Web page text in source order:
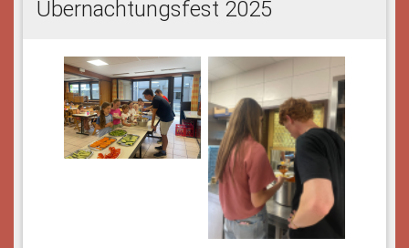
Übernachtungsfest 2025